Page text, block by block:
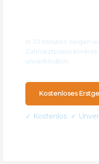
In 30 Minuten zeigen
Zahnarztpraxis
unverbindlich.
Kostenloses
✓ Kostenlos ✓